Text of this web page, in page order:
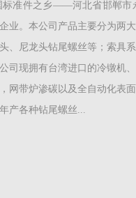
标准件之乡——河北省邯郸市
业。本公司产品主要分为两
、尼龙头钻尾螺丝等；索具
司现拥有台湾进口的冷镦机
网带炉渗碳以及全自动化表
产各种钻尾螺丝...